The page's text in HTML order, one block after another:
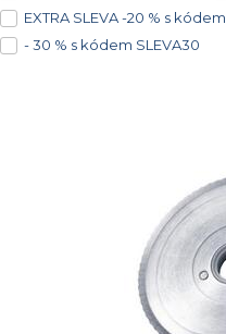
EXTRA SLEVA -20 % s kódem
- 30 % s kódem SLEVA30